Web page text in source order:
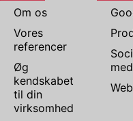
Om os
Vores
referencer
Øg
kendskabet
til din
virksomhed
Web